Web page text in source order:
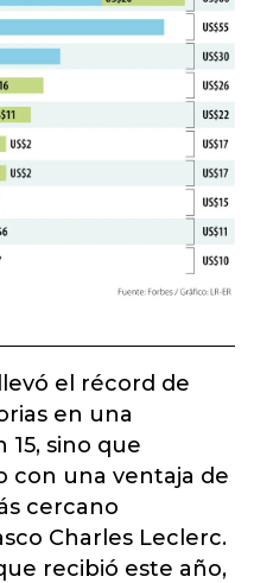
el récord de
en una
15, sino que
con una ventaja de
cercano
Charles Leclerc.
recibió este año,